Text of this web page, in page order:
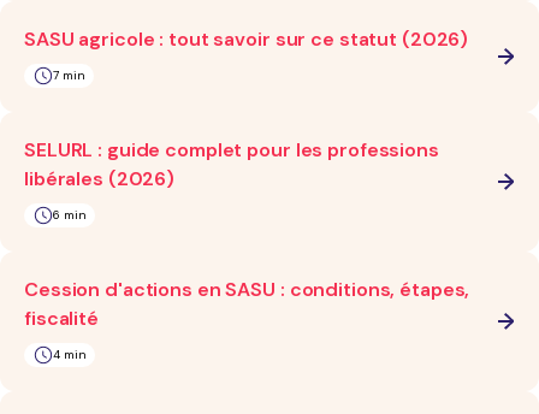
SASU agricole : tout savoir sur ce statut (2026)
7 min
SELURL : guide complet pour les professions
libérales (2026)
6 min
Cession d'actions en SASU : conditions, étapes,
fiscalité
4 min